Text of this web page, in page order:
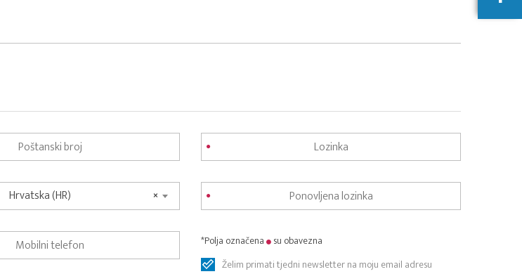
×
Hrvatska (HR)
*Polja označena
su obavezna
Želim primati tjedni newsletter na moju email adresu